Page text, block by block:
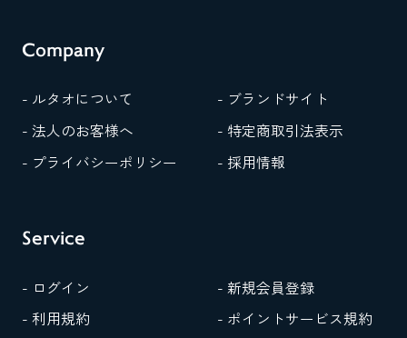
Company
- ルタオについて
- ブランドサイト
- 法人のお客様へ
- 特定商取引法表示
- プライバシーポリシー
- 採用情報
Service
- ログイン
- 新規会員登録
- 利用規約
- ポイントサービス規約